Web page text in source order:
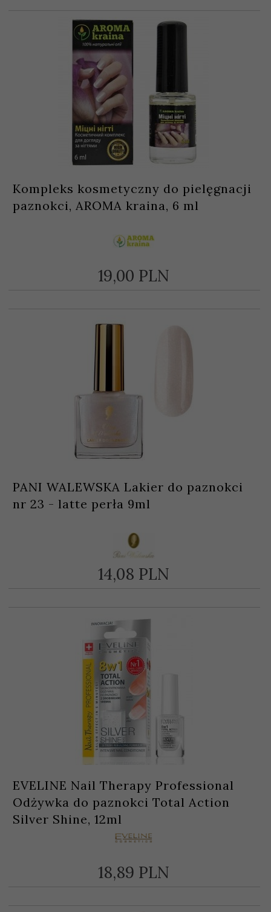
Kompleks kosmetyczny do pielęgnacji
paznokci, AROMA kraina, 6 ml
19,00 PLN
PANI WALEWSKA Lakier do paznokci
nr 23 - latte perła 9ml
14,08 PLN
EVELINE Nail Therapy Professional
Odżywka do paznokci Total Action
Silver Shine, 12ml
18,89 PLN